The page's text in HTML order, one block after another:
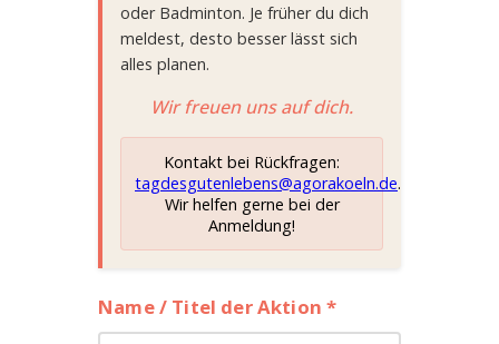
oder Badminton. Je früher du dich
meldest, desto besser lässt sich
alles planen.
Wir freuen uns auf dich.
Kontakt bei Rückfragen:
tagdesgutenlebens@agorakoeln.de.
Wir helfen gerne bei der
Anmeldung!
Name / Titel der Aktion *